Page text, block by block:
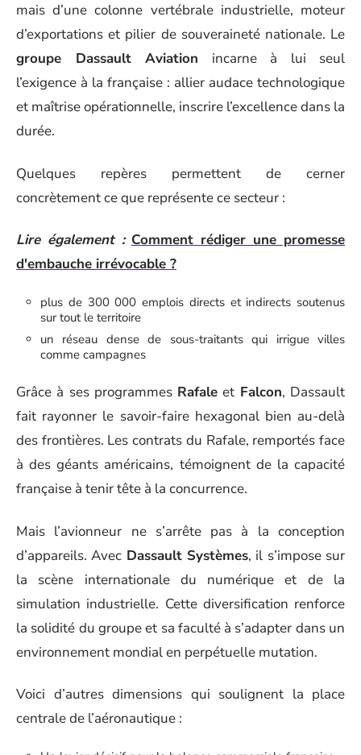
mais d’une colonne vertébrale industrielle, moteur
d’exportations et pilier de souveraineté nationale. Le
groupe Dassault Aviation incarne à lui seul
l’exigence à la française : allier audace technologique
et maîtrise opérationnelle, inscrire l’excellence dans la
durée.
Quelques repères permettent de cerner
concrètement ce que représente ce secteur :
Lire également : Comment rédiger une promesse
d'embauche irrévocable ?
plus de 300 000 emplois directs et indirects soutenus
sur tout le territoire
un réseau dense de sous-traitants qui irrigue villes
comme campagnes
Grâce à ses programmes Rafale et Falcon, Dassault
fait rayonner le savoir-faire hexagonal bien au-delà
des frontières. Les contrats du Rafale, remportés face
à des géants américains, témoignent de la capacité
française à tenir tête à la concurrence.
Mais l’avionneur ne s’arrête pas à la conception
d’appareils. Avec Dassault Systèmes, il s’impose sur
la scène internationale du numérique et de la
simulation industrielle. Cette diversification renforce
la solidité du groupe et sa faculté à s’adapter dans un
environnement mondial en perpétuelle mutation.
Voici d’autres dimensions qui soulignent la place
centrale de l’aéronautique :